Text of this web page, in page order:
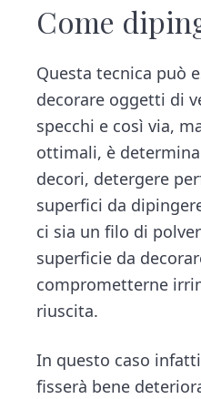
Come
Questa tecnica può
decorare oggetti di
specchi e così via,
ottimali, è
decori, detergere
superfici da
ci sia un filo di
superficie da
comprometterne
riuscita.
In questo caso
fisserà bene